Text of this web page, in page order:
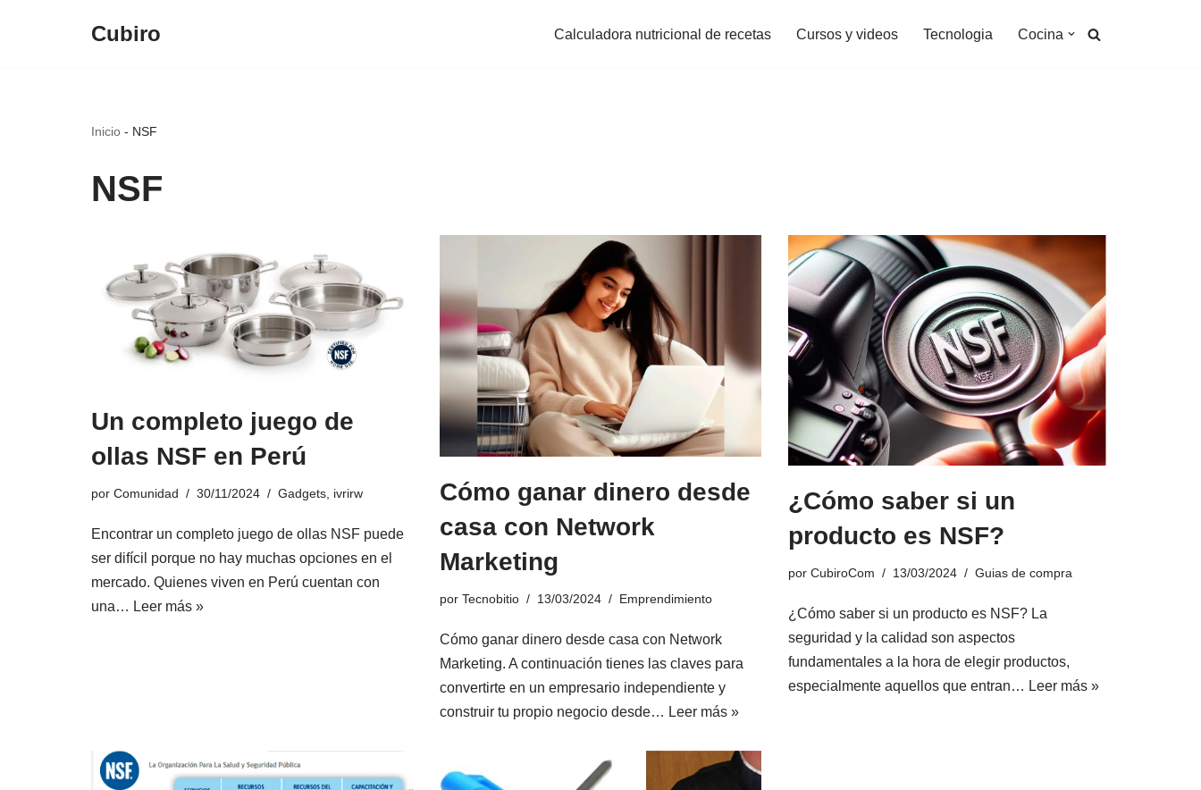
Cubiro Calculadora nutricional de recetas Cursos y videos Tecnologia Cocina
Inicio - NSF
NSF
Un completo juego de
ollas NSF en Perú
por Comunidad 30/11/2024 Gadgets ivrirw
Encontrar un completo juego de ollas NSF puede
ser difícil porque no hay muchas opciones en el
mercado. Quienes viven en Perú cuentan con
una… Leer más »
Cómo ganar dinero desde
casa con Network
Marketing
por Tecnobitio 13/03/2024 Emprendimiento
Cómo ganar dinero desde casa con Network
Marketing. A continuación tienes las claves para
convertirte en un empresario independiente y
construir tu propio negocio desde… Leer más »
¿Cómo saber si un
producto es NSF?
por CubiroCom 13/03/2024 Guias de compra
¿Cómo saber si un producto es NSF? La
seguridad y la calidad son aspectos
fundamentales a la hora de elegir productos,
especialmente aquellos que entran… Leer más »